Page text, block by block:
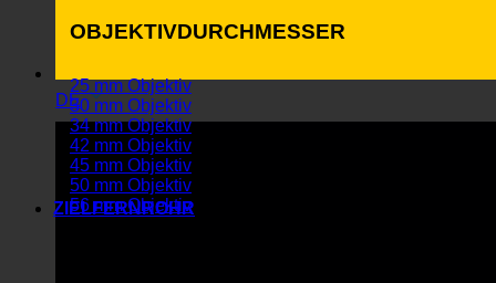
DE
OBJEKTIVDURCHMESSER
25 mm Objektiv
30 mm Objektiv
34 mm Objektiv
42 mm Objektiv
45 mm Objektiv
50 mm Objektiv
56 mm Objektiv
ZIELFERNROHR